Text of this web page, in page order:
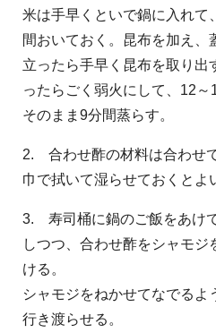
米は手早くといで鍋に入れて
間おいておく。昆布を加え、
立ったら手早く昆布を取り出
ったらごく弱火にして、12～
そのまま9分間蒸らす。
2. 合わせ酢の材料は合わせ
巾で拭いて湿らせておくとよ
3. 寿司桶に鍋のご飯をあけ
しつつ、合わせ酢をシャモ
ける。
シャモジをねかせてなでるよ
行き渡らせる。